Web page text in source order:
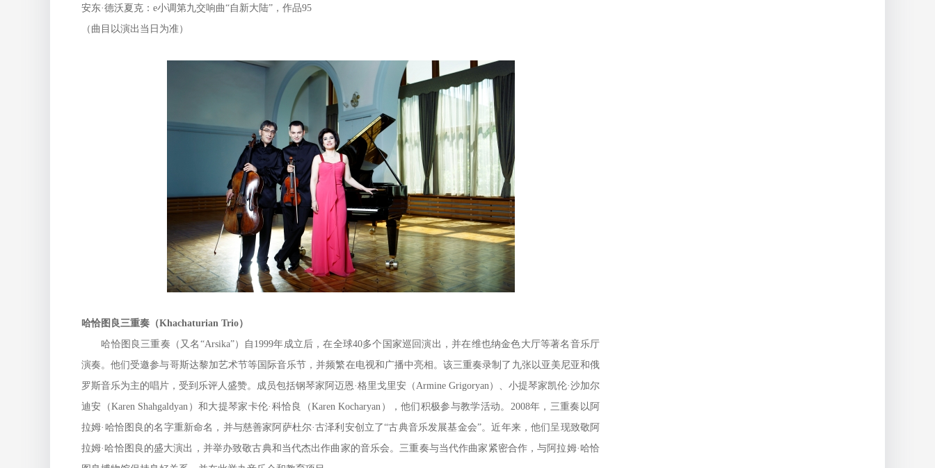
安东·德沃夏克：e小调第九交响曲“自新大陆”，作品95
（曲目以演出当日为准）
哈恰图良三重奏（Khachaturian Trio）
哈恰图良三重奏（又名“Arsika”）自1999年成立后，在全球40多个国家巡回演出，并在维也纳金色大厅等著名音乐厅
演奏。他们受邀参与哥斯达黎加艺术节等国际音乐节，并频繁在电视和广播中亮相。该三重奏录制了九张以亚美尼亚和俄
罗斯音乐为主的唱片，受到乐评人盛赞。成员包括钢琴家阿迈恩·格里戈里安（Armine Grigoryan）、小提琴家凯伦·沙加尔
迪安（Karen Shahgaldyan）和大提琴家卡伦·科恰良（Karen Kocharyan），他们积极参与教学活动。2008年，三重奏以阿
拉姆·哈恰图良的名字重新命名，并与慈善家阿萨杜尔·古泽利安创立了“古典音乐发展基金会”。近年来，他们呈现致敬阿
拉姆·哈恰图良的盛大演出，并举办致敬古典和当代杰出作曲家的音乐会。三重奏与当代作曲家紧密合作，与阿拉姆·哈恰